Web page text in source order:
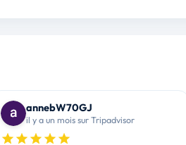
annebW70GJ
il y a un mois sur Tripadvisor